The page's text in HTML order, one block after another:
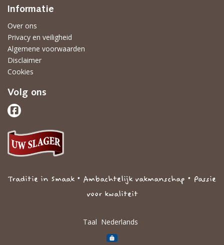
Informatie
Over ons
Privacy en veiligheid
Algemene voorwaarden
Disclaimer
Cookies
Volg ons
Traditie in Smaak • Ambachtelijk vakmanschap • Passie
voor kwaliteit
Taal